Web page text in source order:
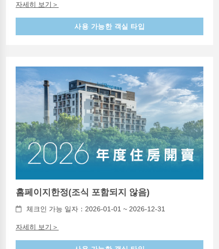
자세히 보기＞
사용 가능한 객실 타입
홈페이지한정(조식 포함되지 않음)
체크인 가능 일자：2026-01-01 ~ 2026-12-31
자세히 보기＞